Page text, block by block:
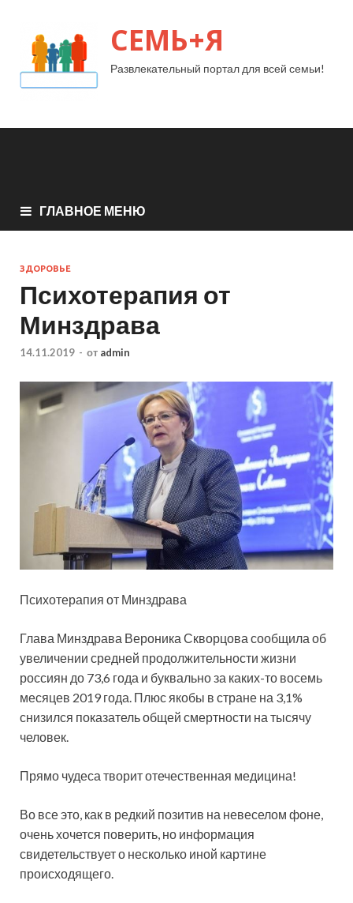
СЕМЬ+Я
Развлекательный портал для всей семьи!
ГЛАВНОЕ МЕНЮ
ЗДОРОВЬЕ
Психотерапия от
Минздрава
14.11.2019 - от admin
Психотерапия от Минздрава
Глава Минздрава Вероника Скворцова сообщила об
увеличении средней продолжительности жизни
россиян до 73,6 года и буквально за каких-то восемь
месяцев 2019 года. Плюс якобы в стране на 3,1%
снизился показатель общей смертности на тысячу
человек.
Прямо чудеса творит отечественная медицина!
Во все это, как в редкий позитив на невеселом фоне,
очень хочется поверить, но информация
свидетельствует о несколько иной картине
происходящего.